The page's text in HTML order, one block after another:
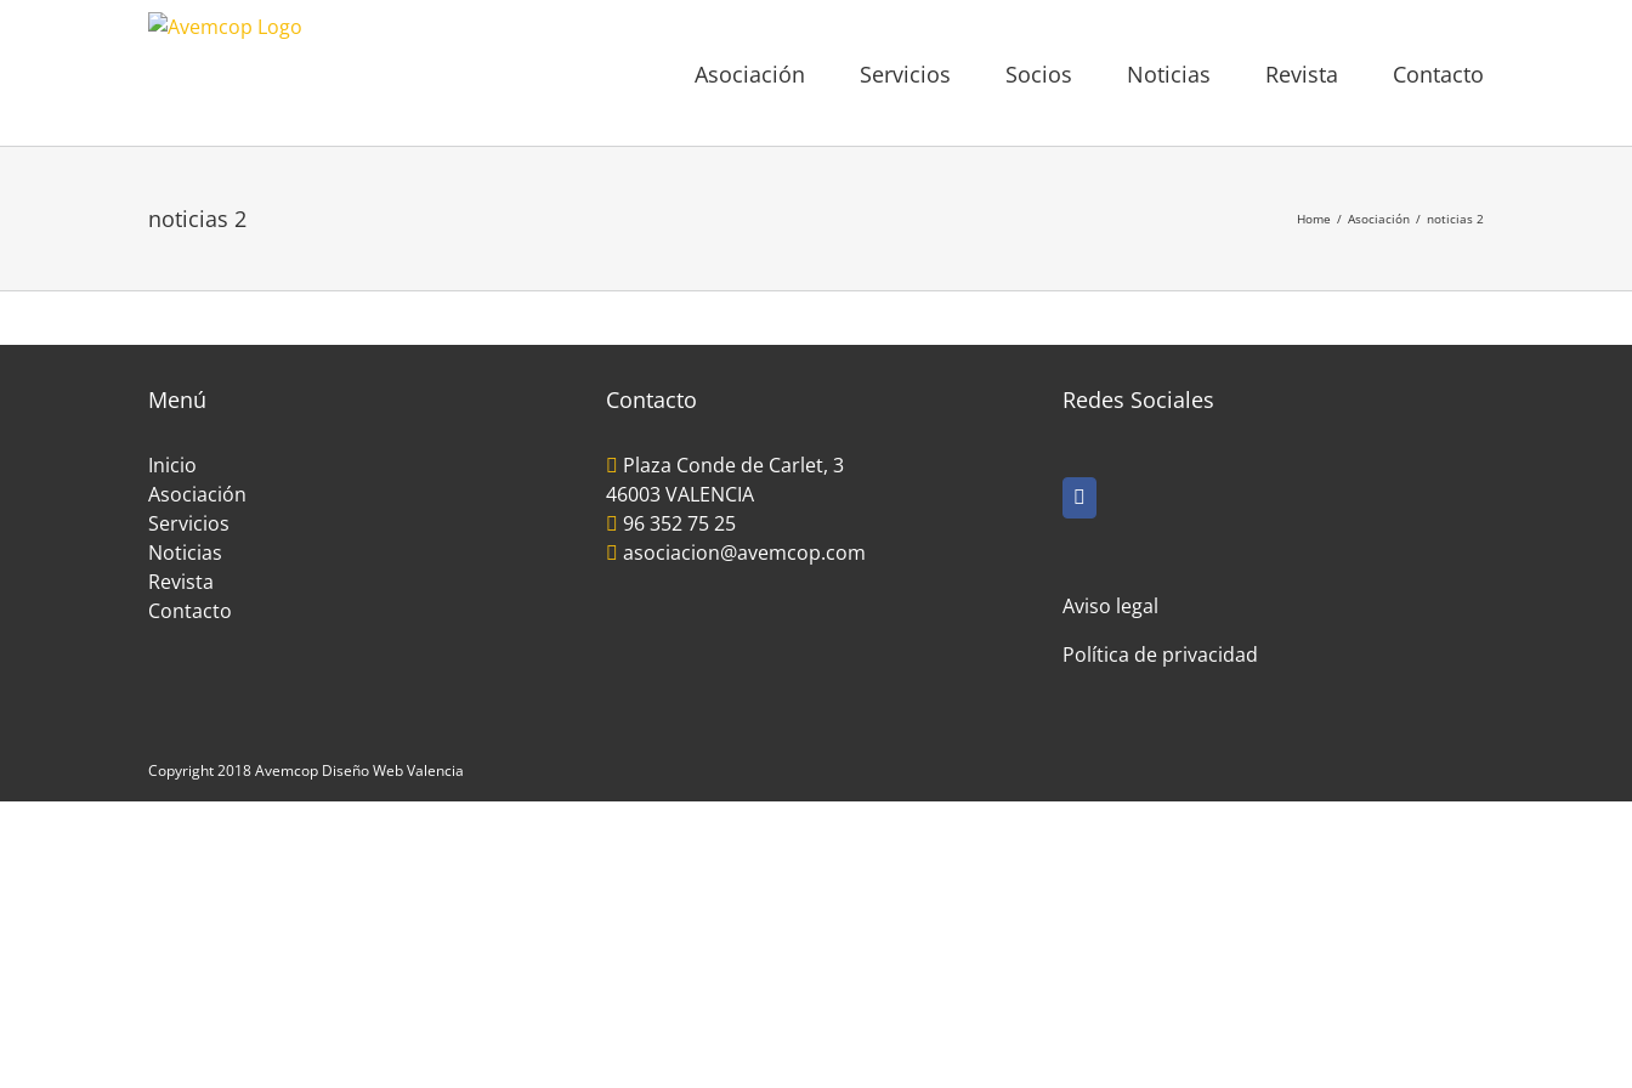
Asociación Servicios Socios Noticias Revista Contacto
noticias 2 Home / Asociación / noticias 2
Menú
Inicio
Asociación
Servicios
Noticias
Revista
Contacto
Contacto
Plaza Conde de Carlet, 3
46003 VALENCIA
96 352 75 25
asociacion@avemcop.com
Redes Sociales
Aviso legal
Política de privacidad
Copyright 2018 Avemcop Diseño Web Valencia